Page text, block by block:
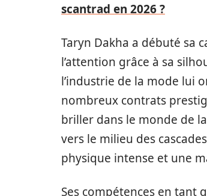
scantrad en 2026 ?
Taryn Dakha a débuté sa
l’attention grâce à sa
l’industrie de la mode lui
nombreux contrats
briller dans le monde de
vers le milieu des
physique intense et une
Ses compétences en tant